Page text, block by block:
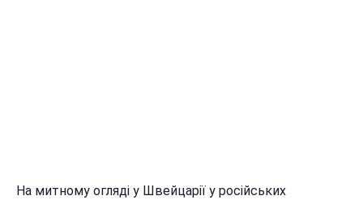
На митному огляді у Швейцарії у російських